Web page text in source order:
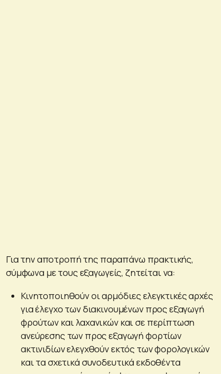
Για την αποτροπή της παραπάνω πρακτικής,
σύμφωνα με τους εξαγωγείς, ζητείται να:
Κινητοποιηθούν οι αρμόδιες ελεγκτικές αρχές
για έλεγχο των διακινουμένων προς εξαγωγή
φρούτων και λαχανικών και σε περίπτωση
ανεύρεσης των προς εξαγωγή φορτίων
ακτινιδίων ελεγχθούν εκτός των φορολογικών
και τα σχετικά συνοδευτικά εκδοθέντα